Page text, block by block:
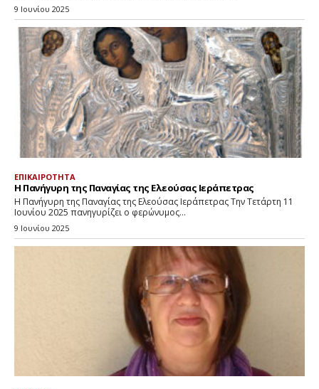
9 Ιουνίου 2025
ΕΠΙΚΑΙΡΟΤΗΤΑ
Η Πανήγυρη της Παναγίας της Ελεούσας Ιεράπετρας
Η Πανήγυρη της Παναγίας της Ελεούσας Ιεράπετρας Την Τετάρτη 11
Ιουνίου 2025 πανηγυρίζει ο φερώνυμος...
9 Ιουνίου 2025